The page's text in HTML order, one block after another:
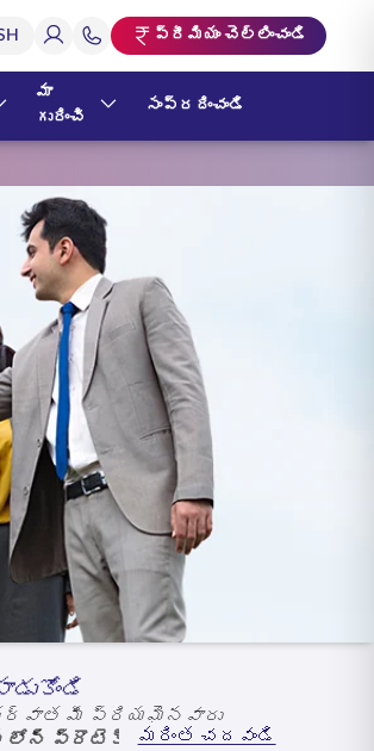
ప్రీమియం చెల్లించండి
మా
గురించి
సంప్రదించండి
తర్వాత మీ ప్రియమైనవారు
లోన్ ప్రొటెక్షన్ ప్లాన్‌లు
మరింత చదవండి